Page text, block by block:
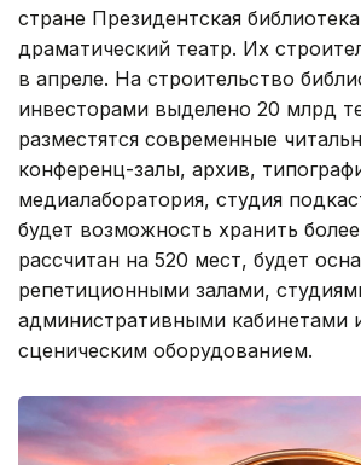
стране Президентская
драматический театр. Их
в апреле. На строительство
инвесторами выделено 20 млрд
разместятся современные
конференц-залы, архив,
медиалаборатория, студия
будет возможность хранить
рассчитан на 520 мест, будет
репетиционными залами,
административными кабинетами
сценическим оборудованием.